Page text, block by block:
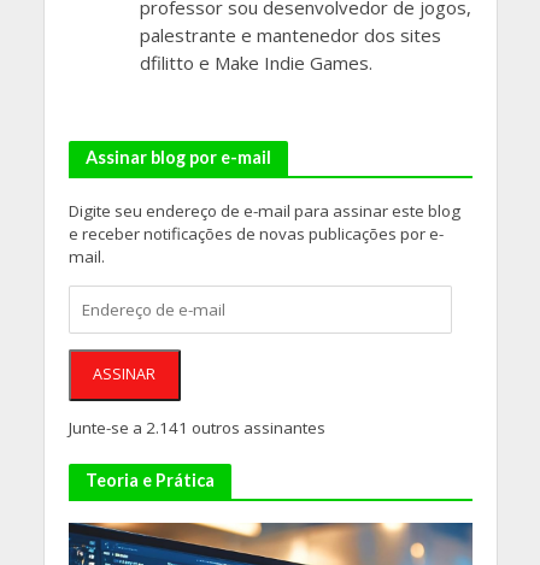
professor sou desenvolvedor de jogos,
palestrante e mantenedor dos sites
dfilitto e Make Indie Games.
Assinar blog por e-mail
Digite seu endereço de e-mail para assinar este blog
e receber notificações de novas publicações por e-
mail.
de
e-
ASSINAR
Junte-se a 2.141 outros assinantes
Teoria e Prática